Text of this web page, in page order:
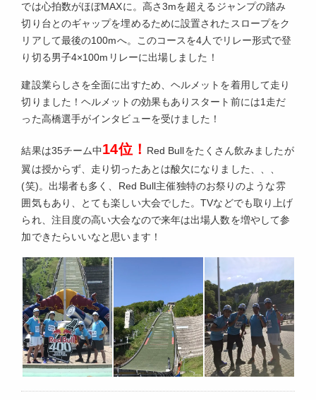
では心拍数がほぼMAXに。高さ3mを超えるジャンプの踏み
切り台とのギャップを埋めるために設置されたスロープをク
リアして最後の100mへ。このコースを4人でリレー形式で登
り切る男子4×100mリレーに出場しました！
建設業らしさを全面に出すため、ヘルメットを着用して走り
切りました！ヘルメットの効果もありスタート前には1走だ
った高橋選手がインタビューを受けました！
結果は35チーム中14位！ Red Bullをたくさん飲みましたが
翼は授からず、走り切ったあとは酸欠になりました、、、
(笑)。出場者も多く、Red Bull主催独特のお祭りのような雰
囲気もあり、とても楽しい大会でした。TVなどでも取り上げ
られ、注目度の高い大会なので来年は出場人数を増やして参
加できたらいいなと思います！